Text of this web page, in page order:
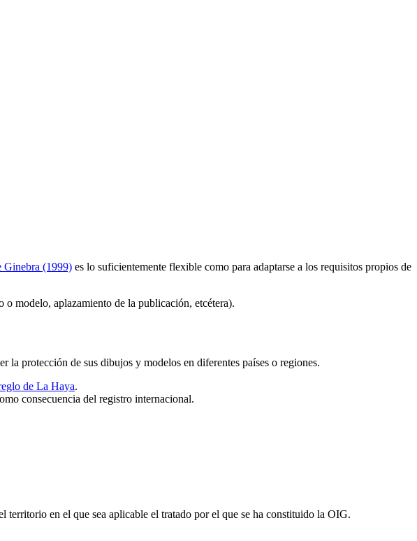
Ginebra (1999) es lo suficientemente flexible como para adaptarse a los requisitos propios de
modelo, aplazamiento de la publicación, etcétera).
la protección de sus dibujos y modelos en diferentes países o regiones.
de La Haya.
consecuencia del registro internacional.
en el que sea aplicable el tratado por el que se ha constituido la OIG.